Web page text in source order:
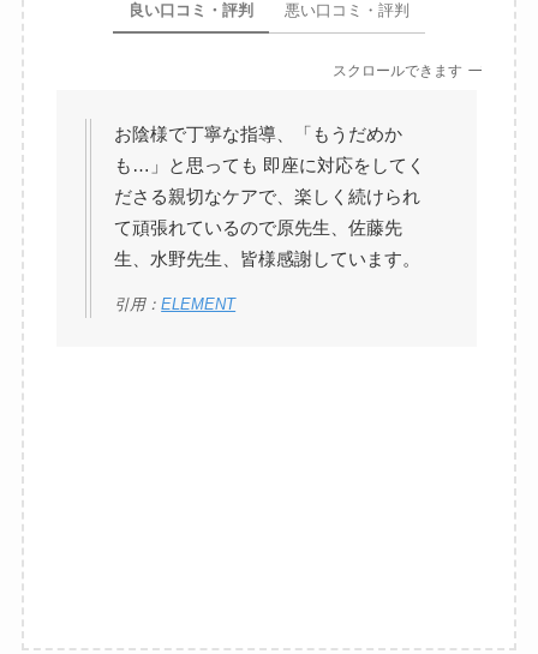
良い口コミ・評判 悪い口コミ・評判
スクロールできます
お陰様で丁寧な指導、「もうだめか
も…」と思っても 即座に対応をしてく
ださる親切なケアで、楽しく続けられ
て頑張れているので原先生、佐藤先
生、水野先生、皆様感謝しています。
引用：ELEMENT